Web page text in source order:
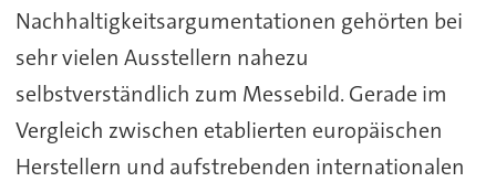
Nachhaltigkeitsargumentationen gehörten bei
sehr vielen Ausstellern nahezu
selbstverständlich zum Messebild. Gerade im
Vergleich zwischen etablierten europäischen
Herstellern und aufstrebenden internationalen